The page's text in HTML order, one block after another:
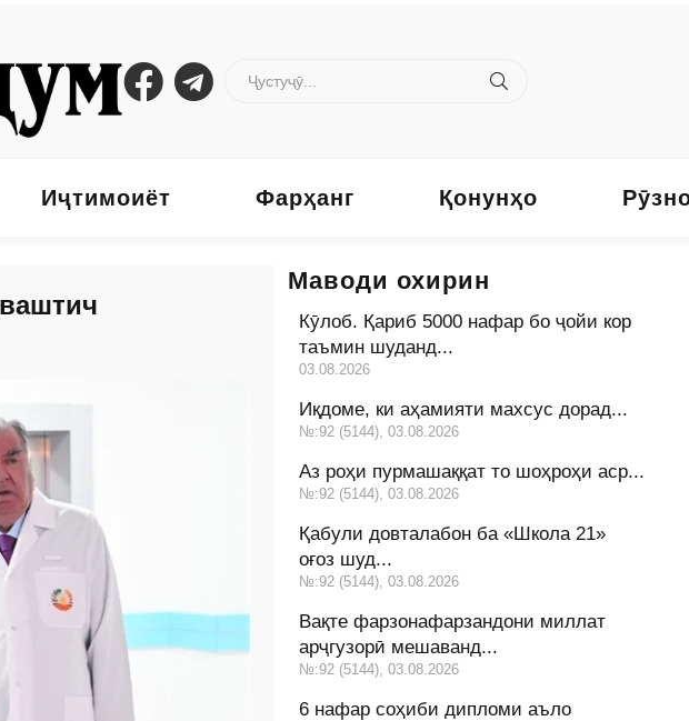
Иҷтимоиёт Фарҳанг Қонунҳо
Маводи охирин
Кӯлоб. Қариб 5000 нафар бо ҷойи кор
таъмин шуданд...
03.08.2026
Иқдоме, ки аҳамияти махсус дорад...
№:92 (5144), 03.08.2026
Аз роҳи пурмашаққат то шоҳроҳи аср...
№:92 (5144), 03.08.2026
Қабули довталабон ба «Школа 21»
оғоз шуд...
№:92 (5144), 03.08.2026
Вақте фарзонафарзандони миллат
арҷгузорӣ мешаванд...
№:92 (5144), 03.08.2026
6 нафар соҳиби дипломи аъло